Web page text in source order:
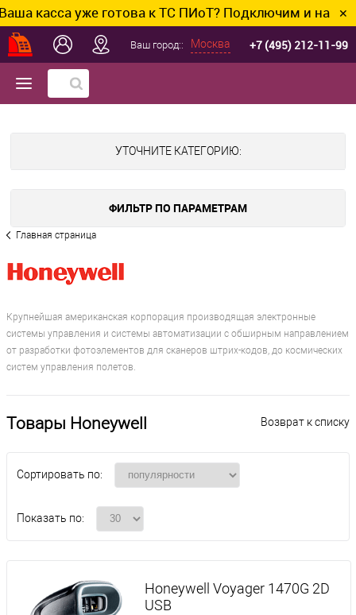
уже готова к ТС ПИоТ? Подключим и настроим ✕
Ваш город:: Москва +7 (495) 212-11-99
УТОЧНИТЕ КАТЕГОРИЮ:
ФИЛЬТР ПО ПАРАМЕТРАМ
Главная страница
Крупнейшая американская корпорация производящая электронные
системы управления и системы автоматизации с обширным направлением
от разработки фотоэлементов для сканеров штрих-кодов, до космических
систем управления полетов.
Возврат к списку
Товары Honeywell
Сортировать по:
Показать по:
Honeywell Voyager 1470G 2D
USB